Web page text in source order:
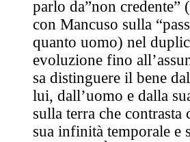
parlo da”non credente”
con Mancuso sulla
quanto uomo) nel
evoluzione fino
sa distinguere il bene
lui, dall’uomo e dalla
sulla terra che
sua infinità temporale